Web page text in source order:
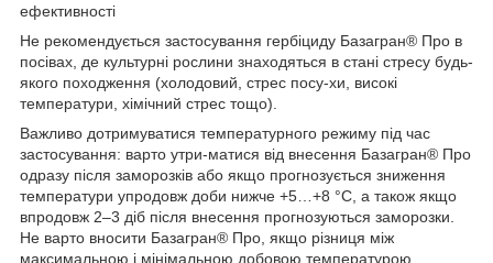
ефективності
Не рекомендується застосування гербіциду Базагран® Про в
посівах, де культурні рослини знаходяться в стані стресу будь-
якого походження (холодовий, стрес посу-хи, високі
температури, хімічний стрес тощо).
Важливо дотримуватися температурного режиму під час
застосування: варто утри-матися від внесення Базагран® Про
одразу після заморозків або якщо прогнозується зниження
температури упродовж доби нижче +5…+8 °С, а також якщо
впродовж 2–3 діб після внесення прогнозуються заморозки.
Не варто вносити Базагран® Про, якщо різниця між
максимальною і мінімальною добовою температурою